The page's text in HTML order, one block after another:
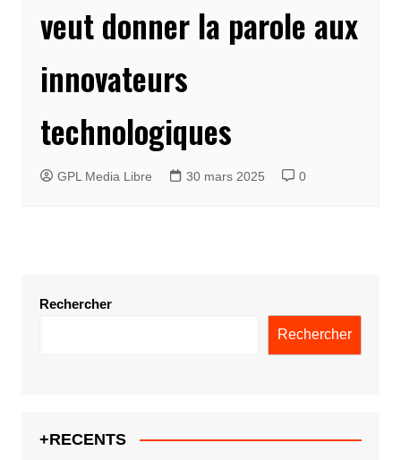
veut donner la parole aux
innovateurs
technologiques
GPL Media Libre 30 mars 2025 0
Rechercher
Rechercher
+RECENTS